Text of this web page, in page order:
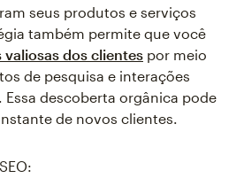
seus produtos e serviços
também permite que você
dos clientes por meio
de pesquisa e interações
Essa descoberta orgânica pode
de novos clientes.